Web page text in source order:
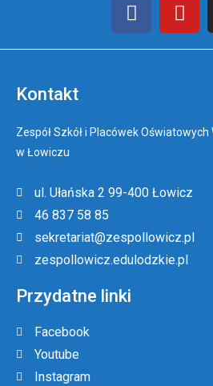
Kontakt
Zespół Szkół i Placówek
w Łowiczu
ul. Ułańska 2 99-400 Łowicz
46 837 58 85
sekretariat@zespollowicz.pl
zespollowicz.edulodzkie.pl
Przydatne linki
Facebook
Youtube
Instagram